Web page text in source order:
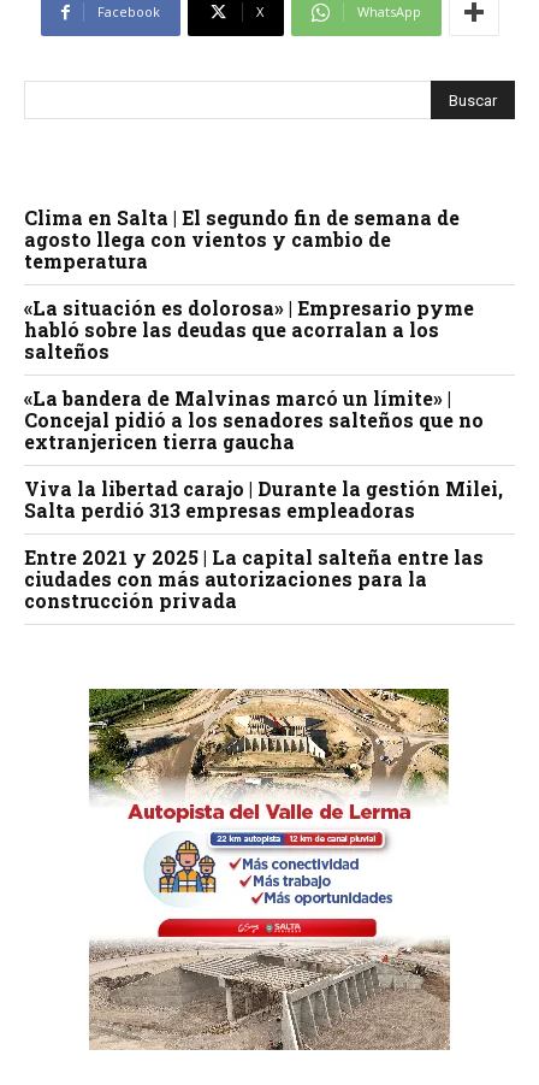
Facebook X WhatsApp
Clima en Salta | El segundo fin de semana de
agosto llega con vientos y cambio de
temperatura
«La situación es dolorosa» | Empresario pyme
habló sobre las deudas que acorralan a los
salteños
«La bandera de Malvinas marcó un límite» |
Concejal pidió a los senadores salteños que no
extranjericen tierra gaucha
Viva la libertad carajo | Durante la gestión Milei,
Salta perdió 313 empresas empleadoras
Entre 2021 y 2025 | La capital salteña entre las
ciudades con más autorizaciones para la
construcción privada